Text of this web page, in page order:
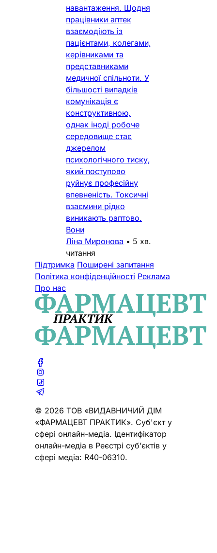
навантаження. Щодня
працівники аптек
взаємодіють із
пацієнтами, колегами,
керівниками та
представниками
медичної спільноти. У
більшості випадків
комунікація є
конструктивною,
однак іноді робоче
середовище стає
джерелом
психологічного тиску,
який поступово
руйнує професійну
впевненість. Токсичні
взаємини рідко
виникають раптово.
Вони
Ліна Миронова • 5 хв.
читання
Підтримка Поширені запитання
Політика конфіденційності Реклама
Про нас
© 2026 ТОВ «ВИДАВНИЧИЙ ДІМ
«ФАРМАЦЕВТ ПРАКТИК». Cуб'єкт у
сфері онлайн-медіа. Ідентифікатор
онлайн-медіа в Реєстрі суб’єктів у
сфері медіа: R40-06310.